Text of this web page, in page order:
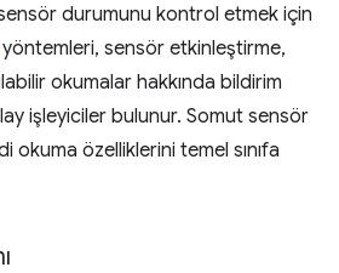
durumunu kontrol etmek için
yöntemleri, sensör etkinleştirme,
okumalar hakkında bildirim
işleyiciler bulunur. Somut sensör
okuma özelliklerini temel sınıfa